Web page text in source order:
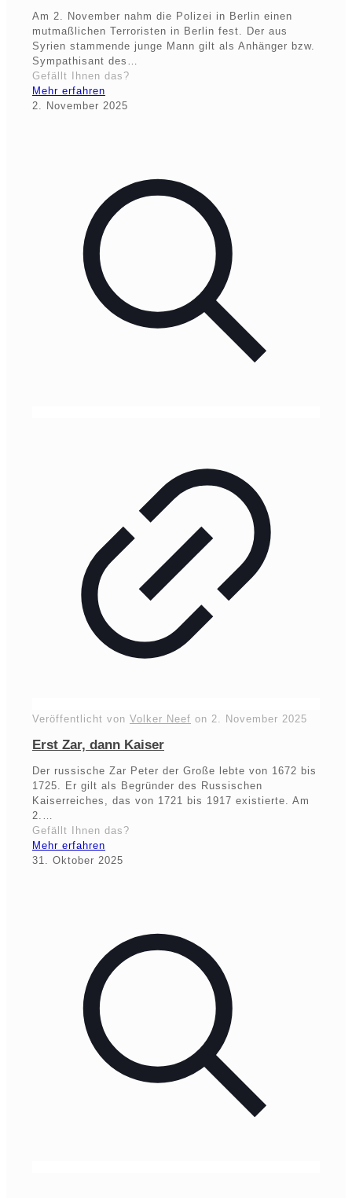
Am 2. November nahm die Polizei in Berlin einen
mutmaßlichen Terroristen in Berlin fest. Der aus
Syrien stammende junge Mann gilt als Anhänger bzw.
Sympathisant des…
Gefällt Ihnen das?
Mehr erfahren
2. November 2025
Veröffentlicht von Volker Neef on 2. November 2025
Erst Zar, dann Kaiser
Der russische Zar Peter der Große lebte von 1672 bis
1725. Er gilt als Begründer des Russischen
Kaiserreiches, das von 1721 bis 1917 existierte. Am
2.…
Gefällt Ihnen das?
Mehr erfahren
31. Oktober 2025